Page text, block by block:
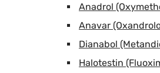
Anadrol
Anavar
Dianabol
Halotestin